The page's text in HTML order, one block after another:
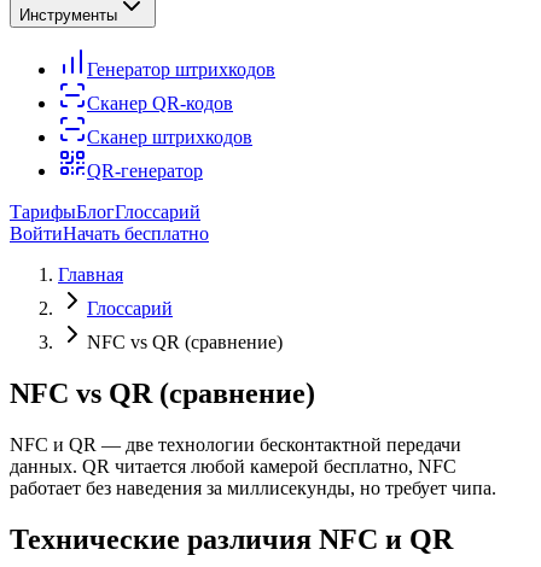
Инструменты
Генератор штрихкодов
Сканер QR-кодов
Сканер штрихкодов
QR-генератор
ТарифыБлогГлоссарий
ВойтиНачать бесплатно
Главная
Глоссарий
NFC vs QR (сравнение)
NFC vs QR (сравнение)
NFC и QR — две технологии бесконтактной передачи
данных. QR читается любой камерой бесплатно, NFC
работает без наведения за миллисекунды, но требует чипа.
Технические различия NFC и QR